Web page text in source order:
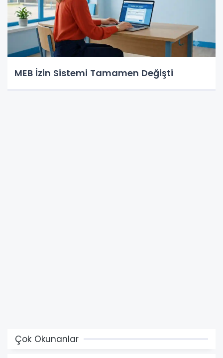
MEB İzin Sistemi Tamamen Değişti
Çok Okunanlar